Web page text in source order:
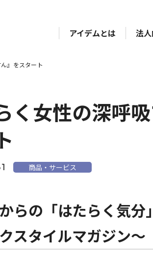
アイデムとは 法
』をスタート
く女性の深呼
商品・サービス
らの「はたらく気
スタイルマガジン～